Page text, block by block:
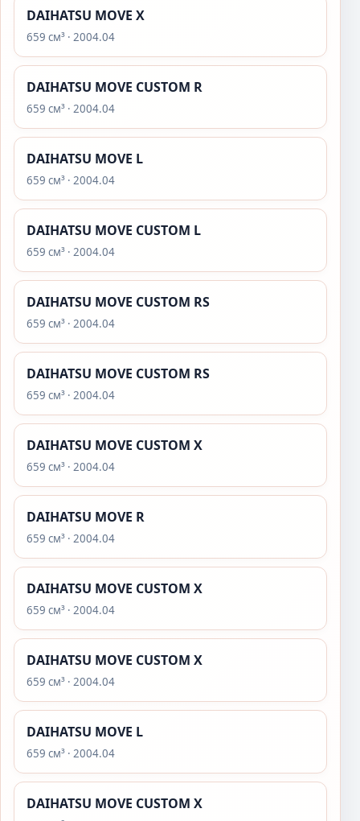
DAIHATSU MOVE X
659 см³ · 2004.04
DAIHATSU MOVE CUSTOM R
659 см³ · 2004.04
DAIHATSU MOVE L
659 см³ · 2004.04
DAIHATSU MOVE CUSTOM L
659 см³ · 2004.04
DAIHATSU MOVE CUSTOM RS
659 см³ · 2004.04
DAIHATSU MOVE CUSTOM RS
659 см³ · 2004.04
DAIHATSU MOVE CUSTOM X
659 см³ · 2004.04
DAIHATSU MOVE R
659 см³ · 2004.04
DAIHATSU MOVE CUSTOM X
659 см³ · 2004.04
DAIHATSU MOVE CUSTOM X
659 см³ · 2004.04
DAIHATSU MOVE L
659 см³ · 2004.04
DAIHATSU MOVE CUSTOM X